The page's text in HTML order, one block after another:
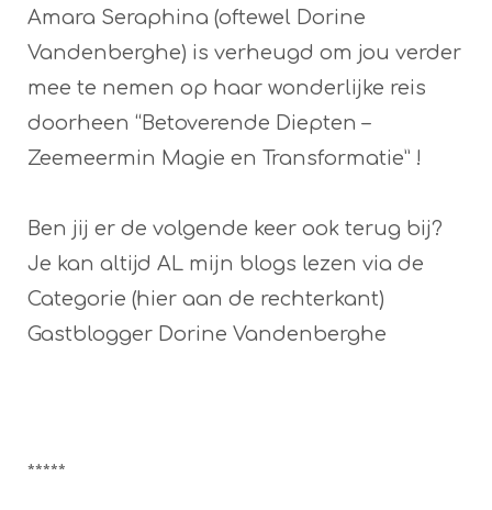
Amara Seraphina (oftewel Dorine
Vandenberghe) is verheugd om jou verder
mee te nemen op haar wonderlijke reis
doorheen “Betoverende Diepten –
Zeemeermin Magie en Transformatie” !
Ben jij er de volgende keer ook terug bij?
Je kan altijd AL mijn blogs lezen via de
Categorie (hier aan de rechterkant)
Gastblogger Dorine Vandenberghe
*****